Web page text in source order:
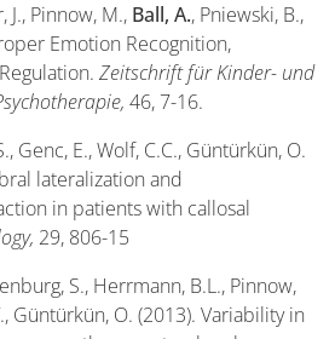
J., Pinnow, M., Ball, A., Pniewski, B.,
Emotion Recognition,
Zeitschrift für Kinder- und
46, 7-16.
Genc, E., Wolf, C.C., Güntürkün, O.
lateralization and
in patients with callosal
29, 806-15
S., Herrmann, B.L., Pinnow,
Güntürkün, O. (2013). Variability in